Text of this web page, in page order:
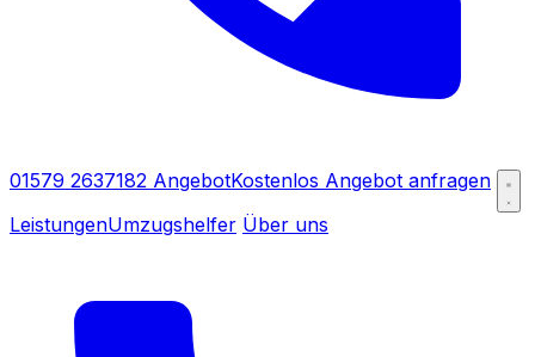
01579 2637182 AngebotKostenlos Angebot anfragen
LeistungenUmzugshelfer Über uns